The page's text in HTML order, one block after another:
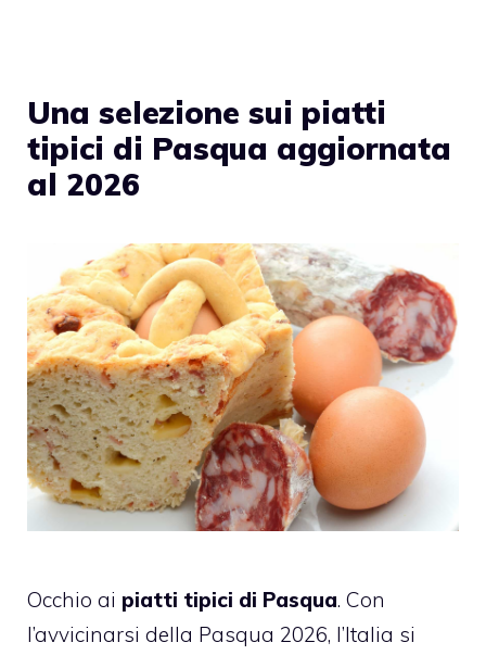
Una selezione sui piatti
tipici di Pasqua aggiornata
al 2026
Occhio ai piatti tipici di Pasqua. Con
l’avvicinarsi della Pasqua 2026, l’Italia si